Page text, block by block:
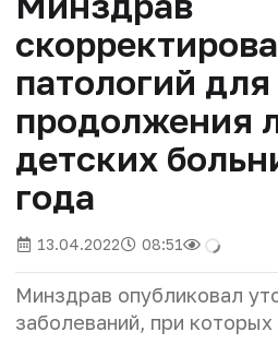
патологий для
продолжения
детских
года
13.04.2022 08:51
Минздрав опубликовал
заболеваний, при